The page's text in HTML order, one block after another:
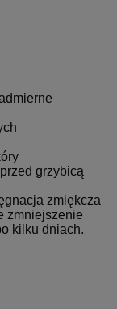
grzybicą
zmiękcza
zmniejszenie
kilku dniach.